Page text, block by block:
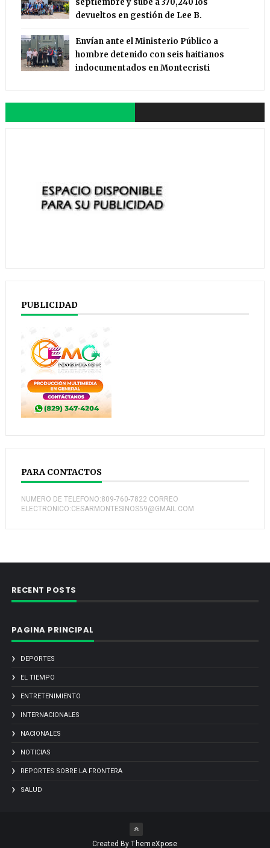
septiembre y sube a 370,240 los
devueltos en gestión de Lee B.
Envían ante el Ministerio Público a
hombre detenido con seis haitianos
indocumentados en Montecristi
PUBLICIDAD
PARA CONTACTOS
NUMERO DE TELEFONO:809-760-7822 CORREO
ELECTRONICO:CESARMONTESINOS59@GMAIL.COM
RECENT POSTS
PAGINA PRINCIPAL
DEPORTES
EL TIEMPO
ENTRETENIMIENTO
INTERNACIONALES
NACIONALES
NOTICIAS
REPORTES SOBRE LA FRONTERA
SALUD
Created ByThemeXpose